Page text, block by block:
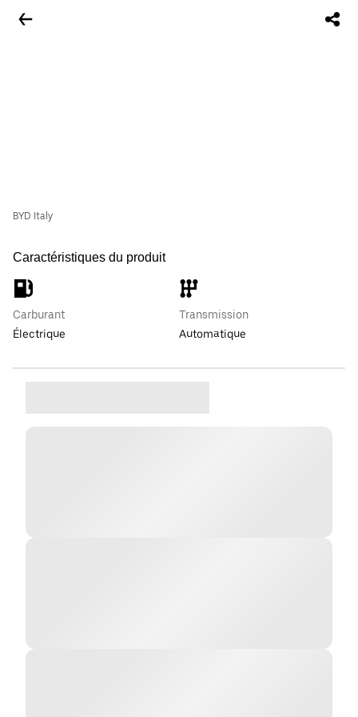
BYD Italy
Caractéristiques du produit
Carburant
Électrique
Transmission
Automatique